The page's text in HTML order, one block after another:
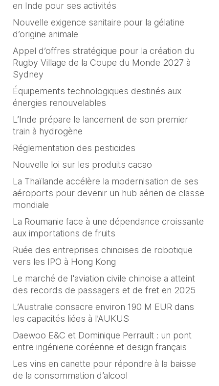
en Inde pour ses activités
Nouvelle exigence sanitaire pour la gélatine
d’origine animale
Appel d’offres stratégique pour la création du
Rugby Village de la Coupe du Monde 2027 à
Sydney
Équipements technologiques destinés aux
énergies renouvelables
L’Inde prépare le lancement de son premier
train à hydrogène
Réglementation des pesticides
Nouvelle loi sur les produits cacao
La Thaïlande accélère la modernisation de ses
aéroports pour devenir un hub aérien de classe
mondiale
La Roumanie face à une dépendance croissante
aux importations de fruits
Ruée des entreprises chinoises de robotique
vers les IPO à Hong Kong
Le marché de l'aviation civile chinoise a atteint
des records de passagers et de fret en 2025
L’Australie consacre environ 190 M EUR dans
les capacités liées à l’AUKUS
Daewoo E&C et Dominique Perrault : un pont
entre ingénierie coréenne et design français
Les vins en canette pour répondre à la baisse
de la consommation d’alcool